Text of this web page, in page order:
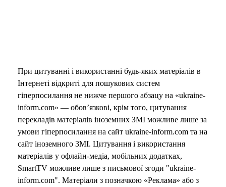
При цитуванні і використанні будь-яких матеріалів в
Інтернеті відкриті для пошукових систем
гіперпосилання не нижче першого абзацу на «ukraine-
inform.com» — обов’язкові, крім того, цитування
перекладів матеріалів іноземних ЗМІ можливе лише за
умови гіперпосилання на сайт ukraine-inform.com та на
сайт іноземного ЗМІ. Цитування і використання
матеріалів у офлайн-медіа, мобільних додатках,
SmartTV можливе лише з письмової згоди "ukraine-
inform.com". Матеріали з позначкою «Реклама» або з